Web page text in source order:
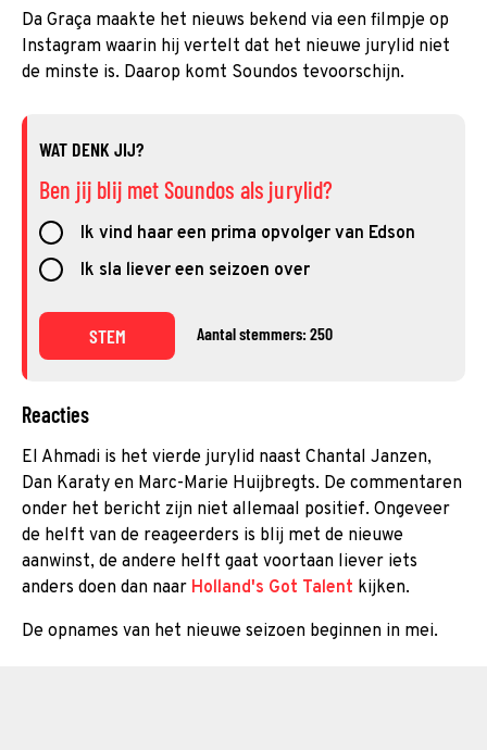
Da Graça maakte het nieuws bekend via een filmpje op
Instagram waarin hij vertelt dat het nieuwe jurylid niet
de minste is. Daarop komt Soundos tevoorschijn.
WAT DENK JIJ?
Ben jij blij met Soundos als jurylid?
Ik vind haar een prima opvolger van Edson
Ik sla liever een seizoen over
STEM Aantal stemmers: 250
Reacties
El Ahmadi is het vierde jurylid naast Chantal Janzen,
Dan Karaty en Marc-Marie Huijbregts. De commentaren
onder het bericht zijn niet allemaal positief. Ongeveer
de helft van de reageerders is blij met de nieuwe
aanwinst, de andere helft gaat voortaan liever iets
anders doen dan naar Holland's Got Talent kijken.
De opnames van het nieuwe seizoen beginnen in mei.